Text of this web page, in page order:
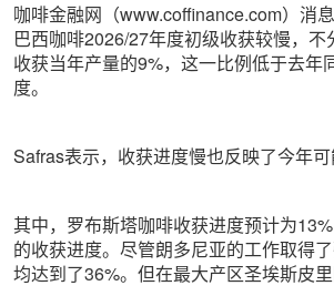
咖啡金融网（www.coffinance.com）消
巴西咖啡2026/27年度初级收获较慢，
收获当年产量的9%，这一比例低于去
度。
Safras表示，收获进度慢也反映了今年可
其中，罗布斯塔咖啡收获进度预计为
的收获进度。尽管朗多尼亚的工作取得
均达到了36%。但在最大产区圣埃斯皮